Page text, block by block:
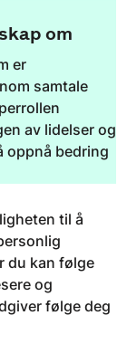
om
er
samtale
av lidelser og
oppnå bedring
til å
du kan følge
og
følge deg